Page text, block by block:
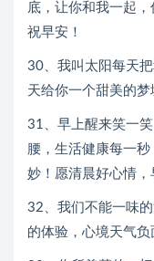
底，让你和我一起，
祝早安！
30、我叫太阳每天
天给你一个甜美的梦
31、早上醒来笑一
腰，生活健康每一
妙！愿清晨好心情，
32、我们不能一味
的体验，心境天气负